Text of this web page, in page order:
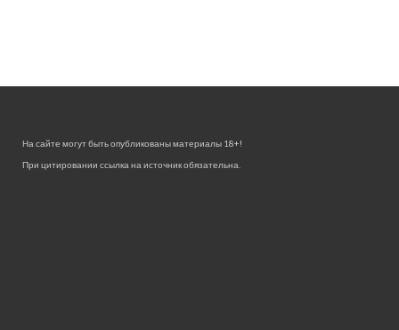
На сайте могут быть опубликованы материалы 18+!
При цитировании ссылка на источник обязательна.